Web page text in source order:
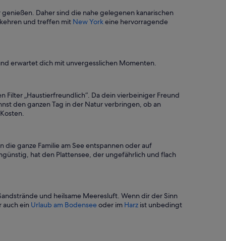
Daher sind die nahe gelegenen kanarischen
und treffen mit New Yorkeine hervorragende
erwartet dich mit unvergesslichen Momenten.
Filter „Haustierfreundlich“. Da dein vierbeiniger Freund
den ganzen Tag in der Natur verbringen, ob an
ganze Familie am See entspannen oder auf
hat den Plattensee, der ungefährlich und flach
und heilsame Meeresluft. Wenn dir der Sinn
auch ein Urlaub am Bodenseeoder im Harz ist unbedingt